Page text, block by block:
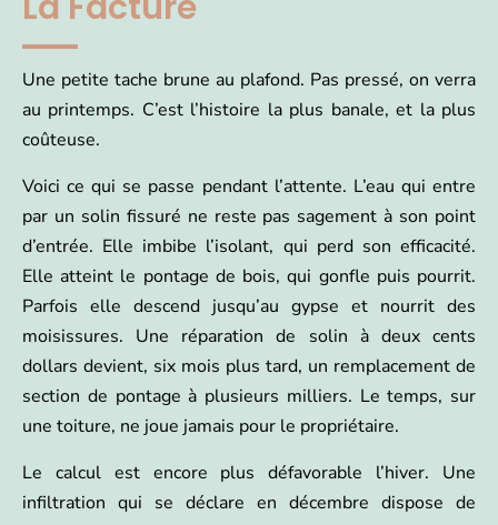
Une petite tache brune au plafond. Pas pressé, on verra
au printemps. C’est l’histoire la plus banale, et la plus
coûteuse.
Voici ce qui se passe pendant l’attente. L’eau qui entre
par un solin fissuré ne reste pas sagement à son point
d’entrée. Elle imbibe l’isolant, qui perd son efficacité.
Elle atteint le pontage de bois, qui gonfle puis pourrit.
Parfois elle descend jusqu’au gypse et nourrit des
moisissures. Une réparation de solin à deux cents
dollars devient, six mois plus tard, un remplacement de
section de pontage à plusieurs milliers. Le temps, sur
une toiture, ne joue jamais pour le propriétaire.
Le calcul est encore plus défavorable l’hiver. Une
infiltration qui se déclare en décembre dispose de